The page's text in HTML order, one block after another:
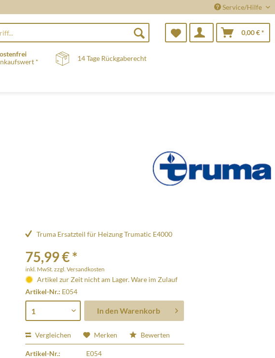
Service/Hilfe
0,00 € *
*
14 Tage Rückgaberecht
Truma Ersatzteil für Heizung Trumatic E4000
75,99 € *
inkl. MwSt.zzgl. Versandkosten
Artikel zur Zeit nicht am Lager. Ware im Zulauf
Artikel-Nr.: E054
In den Warenkorb
Vergleichen Merken Bewerten
Artikel-Nr.: E054